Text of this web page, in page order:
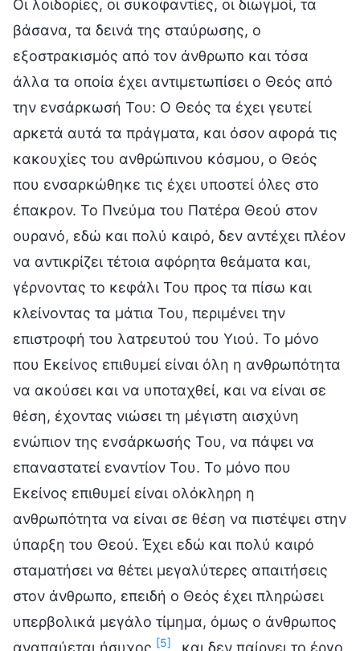
Οι λοιδορίες, οι συκοφαντίες, οι διωγμοί, τα
βάσανα, τα δεινά της σταύρωσης, ο
εξοστρακισμός από τον άνθρωπο και τόσα
άλλα τα οποία έχει αντιμετωπίσει ο Θεός από
την ενσάρκωσή Του: Ο Θεός τα έχει γευτεί
αρκετά αυτά τα πράγματα, και όσον αφορά τις
κακουχίες του ανθρώπινου κόσμου, ο Θεός
που ενσαρκώθηκε τις έχει υποστεί όλες στο
έπακρον. Το Πνεύμα του Πατέρα Θεού στον
ουρανό, εδώ και πολύ καιρό, δεν αντέχει πλέον
να αντικρίζει τέτοια αφόρητα θεάματα και,
γέρνοντας το κεφάλι Του προς τα πίσω και
κλείνοντας τα μάτια Του, περιμένει την
επιστροφή του λατρευτού του Υιού. Το μόνο
που Εκείνος επιθυμεί είναι όλη η ανθρωπότητα
να ακούσει και να υποταχθεί, και να είναι σε
θέση, έχοντας νιώσει τη μέγιστη αισχύνη
ενώπιον της ενσάρκωσής Του, να πάψει να
επαναστατεί εναντίον Του. Το μόνο που
Εκείνος επιθυμεί είναι ολόκληρη η
ανθρωπότητα να είναι σε θέση να πιστέψει στην
ύπαρξη του Θεού. Έχει εδώ και πολύ καιρό
σταματήσει να θέτει μεγαλύτερες απαιτήσεις
στον άνθρωπο, επειδή ο Θεός έχει πληρώσει
υπερβολικά μεγάλο τίμημα, όμως ο άνθρωπος
αναπαύεται ήσυχος [5] , και δεν παίρνει το έργο